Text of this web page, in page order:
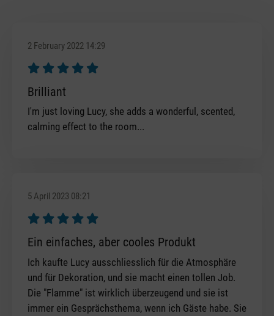
2 February 2022 14:29
Review with rating of 5 out of 5 stars
Brilliant
I'm just loving Lucy, she adds a wonderful, scented,
calming effect to the room...
5 April 2023 08:21
Review with rating of 5 out of 5 stars
Ein einfaches, aber cooles Produkt
Ich kaufte Lucy ausschliesslich für die Atmosphäre
und für Dekoration, und sie macht einen tollen Job.
Die "Flamme" ist wirklich überzeugend und sie ist
immer ein Gesprächsthema, wenn ich Gäste habe. Sie